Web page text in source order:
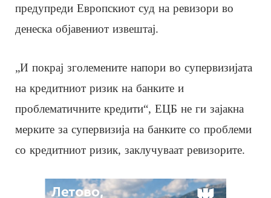
предупреди Европскиот суд на ревизори во
денеска објавениот извештај.
„И покрај зголемените напори во супервизијата
на кредитниот ризик на банките и
проблематичните кредити“, ЕЦБ не ги зајакна
мерките за супервизија на банките со проблеми
со кредитниот ризик, заклучуваат ревизорите.